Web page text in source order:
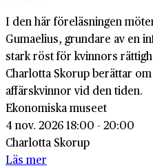
I den här föreläsningen
Gumaelius, grundare av en
stark röst för kvinnors
Charlotta Skorup berättar
affärskvinnor vid den tiden.
Ekonomiska museet
4 nov. 2026 18:00 - 20:00
Charlotta Skorup
Läs mer